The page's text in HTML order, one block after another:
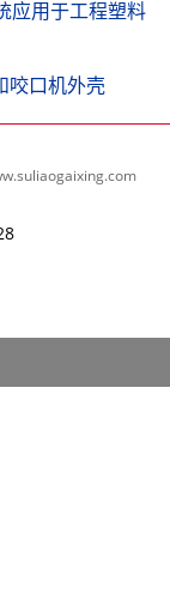
应用于工程塑料
咬口机外壳